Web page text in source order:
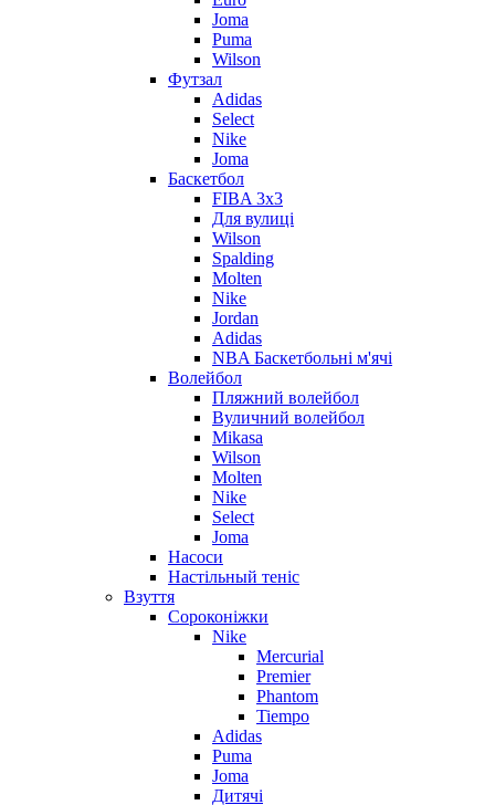
Joma
Puma
Wilson
Футзал
Adidas
Select
Nike
Joma
Баскетбол
FIBA 3x3
Для вулиці
Wilson
Spalding
Molten
Nike
Jordan
Adidas
NBA Баскетбольні м'ячі
Волейбол
Пляжний волейбол
Вуличний волейбол
Mikasa
Wilson
Molten
Nike
Select
Joma
Насоси
Настільный теніс
Взуття
Сороконіжки
Nike
Mercurial
Premier
Phantom
Tiempo
Adidas
Puma
Joma
Дитячі